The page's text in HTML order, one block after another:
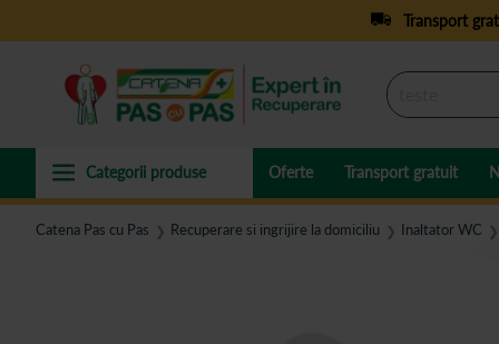
Transport
Oferte Transport gratuit
Catena Pas cu Pas ❯ Recuperare si ingrijire la domiciliu ❯ Inaltator WC ❯